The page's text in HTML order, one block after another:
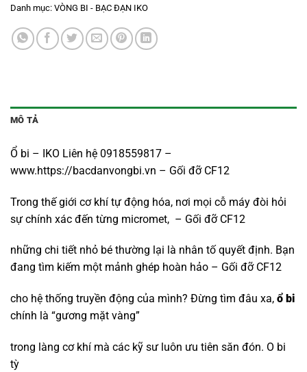
Danh mục: VÒNG BI - BẠC ĐẠN IKO
MÔ TẢ
Ổ bi – IKO Liên hệ 0918559817 –
www.https://bacdanvongbi.vn – Gối đỡ CF12
Trong thế giới cơ khí tự động hóa, nơi mọi cỗ máy đòi hỏi
sự chính xác đến từng micromet, – Gối đỡ CF12
những chi tiết nhỏ bé thường lại là nhân tố quyết định. Bạn
đang tìm kiếm một mảnh ghép hoàn hảo – Gối đỡ CF12
cho hệ thống truyền động của mình? Đừng tìm đâu xa, ổ bi
chính là “gương mặt vàng”
trong làng cơ khí mà các kỹ sư luôn ưu tiên săn đón. O bi
tỳ